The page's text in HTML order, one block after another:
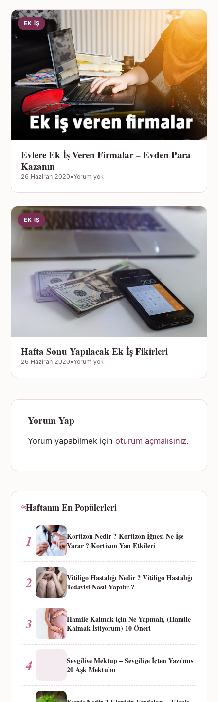
EK İŞ
Evlere Ek İş Veren Firmalar – Evden Para
Kazanın
26 Haziran 2020•Yorum yok
EK İŞ
Hafta Sonu Yapılacak Ek İş Fikirleri
26 Haziran 2020•Yorum yok
Yorum Yap
Yorum yapabilmek için oturum açmalısınız.
Haftanın En Popülerleri
1
Kortizon Nedir ? Kortizon İğnesi Ne İşe
Yarar ? Kortizon Yan Etkileri
2
Vitiligo Hastalığı Nedir ? Vitiligo Hastalığı
Tedavisi Nasıl Yapılır ?
3
Hamile Kalmak için Ne Yapmalı, (Hamile
Kalmak İstiyorum) 10 Öneri
4
Sevgiliye Mektup – Sevgiliye İçten Yazılmış
20 Aşk Mektubu